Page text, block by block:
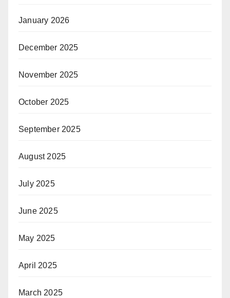
January 2026
December 2025
November 2025
October 2025
September 2025
August 2025
July 2025
June 2025
May 2025
April 2025
March 2025